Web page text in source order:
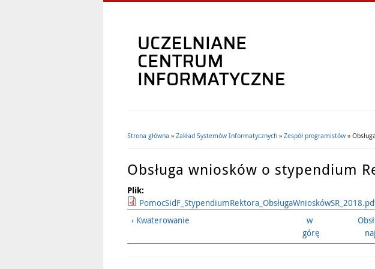
Jesteś tutaj
Strona główna » Zakład Systemów Informatycznych » Zespół programistów »
Obsługa wniosków o stypendium
Plik:
‹ Kwaterowanie
w
górę